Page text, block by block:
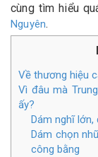
cùng tìm hiểu
Nguyên.
Về thương hiệu
Vì đâu mà
ấy?
Dám nghĩ
Dám chọn
công bằng